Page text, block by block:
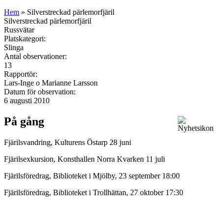
Hem » Silverstreckad pärlemorfjäril
Silverstreckad pärlemorfjäril
Russvätar
Platskategori:
Slinga
Antal observationer:
13
Rapportör:
Lars-Inge o Marianne Larsson
Datum för observation:
6 augusti 2010
På gång
Fjärilsvandring, Kulturens Östarp 28 juni
Fjärilsexkursion, Konsthallen Norra Kvarken 11 juli
Fjärilsföredrag, Biblioteket i Mjölby, 23 september 18:00
Fjärilsföredrag, Biblioteket i Trollhättan, 27 oktober 17:30